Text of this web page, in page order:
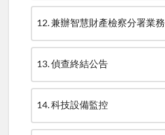
12 兼辦智慧財產檢察分署業務
13 偵查終結公告
14 科技設備監控